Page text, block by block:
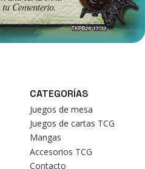
CATEGORÍAS
Juegos de mesa
Juegos de cartas TCG
Mangas
Accesorios TCG
Contacto